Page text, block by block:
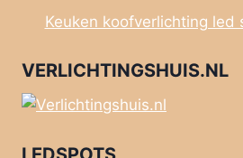
Keuken koofverlichting led
VERLICHTINGSHUIS.NL